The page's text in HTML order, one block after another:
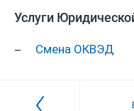
Услуги
Смена ОКВЭД